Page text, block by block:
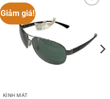
Giảm giá!
KÍNH MÁT